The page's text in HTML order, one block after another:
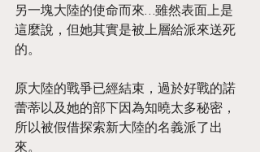
另一塊大陸的使命而來…雖然表面上是
這麼說，但她其實是被上層給派來送死
的。
原大陸的戰爭已經結束，過於好戰的諾
蕾蒂以及她的部下因為知曉太多秘密，
所以被假借探索新大陸的名義派了出
來。